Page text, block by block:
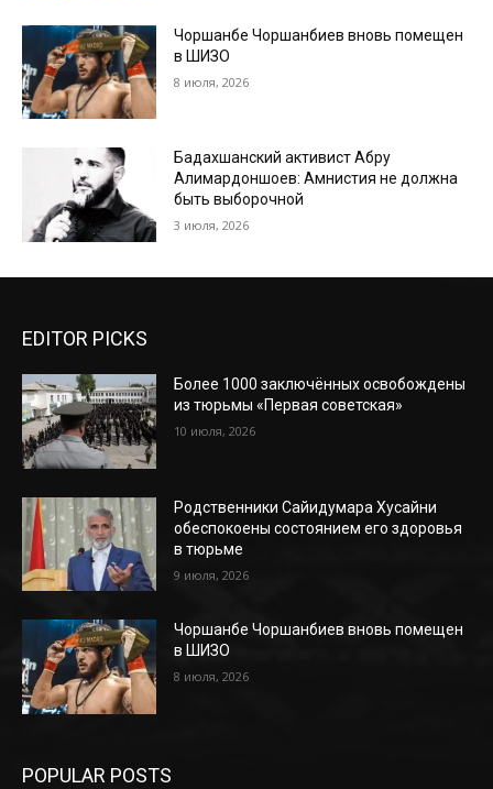
Чоршанбе Чоршанбиев вновь помещен
в ШИЗО
8 июля, 2026
Бадахшанский активист Абру
Алимардоншоев: Амнистия не должна
быть выборочной
3 июля, 2026
EDITOR PICKS
Более 1000 заключённых освобождены
из тюрьмы «Первая советская»
10 июля, 2026
Родственники Сайидумара Хусайни
обеспокоены состоянием его здоровья
в тюрьме
9 июля, 2026
Чоршанбе Чоршанбиев вновь помещен
в ШИЗО
8 июля, 2026
POPULAR POSTS